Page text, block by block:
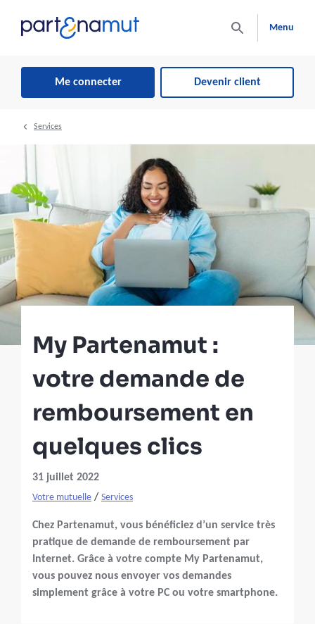
Menu
Me connecter Devenir client
Services
My Partenamut :
votre demande de
remboursement en
quelques clics
31 juillet 2022
Votre mutuelle / Services
Chez Partenamut, vous bénéficiez d’un service très
pratique de demande de remboursement par
Internet. Grâce à votre compte My Partenamut,
vous pouvez nous envoyer vos demandes
simplement grâce à votre PC ou votre smartphone.